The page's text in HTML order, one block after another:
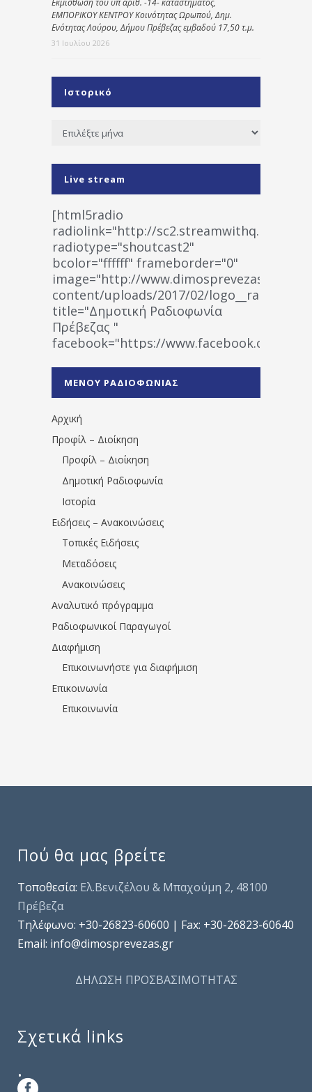
ΕΜΠΟΡΙΚΟΥ ΚΕΝΤΡΟΥ Κοινότητας Ωρωπού, Δημ.
Ενότητας Λούρου, Δήμου Πρέβεζας εμβαδού 17,50 τ.μ.
31 Ιουλίου 2026
Ιστορικό
Ιστορικό
Live stream
[html5radio
radiolink="http://
radiotype="shoutcast2"
bcolor="ffffff" frameborder="0"
image="http://www.dimosprevezas.gr/wp-
content/uploads/2017/02/
title="Δημοτική Ραδιοφωνία
Πρέβεζας "
facebook="https://www.facebook.com/
1531194763766854/" artist="" ]
ΜΕΝΟΥ ΡΑΔΙΟΦΩΝΙΑΣ
Αρχική
Προφίλ – Διοίκηση
Προφίλ – Διοίκηση
Δημοτική Ραδιοφωνία
Ιστορία
Ειδήσεις – Ανακοινώσεις
Τοπικές Ειδήσεις
Μεταδόσεις
Ανακοινώσεις
Αναλυτικό πρόγραμμα
Ραδιοφωνικοί Παραγωγοί
Διαφήμιση
Επικοινωνήστε για διαφήμιση
Επικοινωνία
Επικοινωνία
Πού θα μας βρείτε
Τοποθεσία: Ελ.Βενιζέλου & Μπαχούμη 2, 48100
Πρέβεζα
Τηλέφωνo: +30-26823-60600 | Fax: +30-26823-60640
Email: info@dimosprevezas.gr
ΔΗΛΩΣΗ ΠΡΟΣΒΑΣΙΜΟΤΗΤΑΣ
Σχετικά links
.